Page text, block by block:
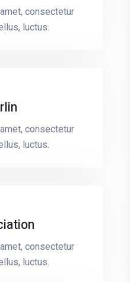
consectetur
luctus.
consectetur
luctus.
consectetur
luctus.